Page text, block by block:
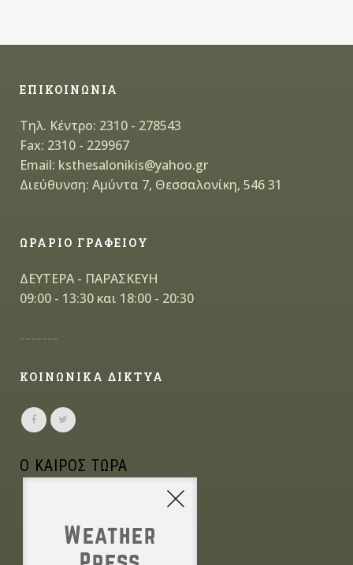
ΕΠΙΚΟΙΝΩΝΙΑ
Τηλ. Κέντρο: 2310 - 278543
Fax: 2310 - 229967
Email: ksthesalonikis@yahoo.gr
Διεύθυνση: Αμύντα 7, Θεσσαλονίκη, 546 31
ΩΡΑΡΙΟ ΓΡΑΦΕΙΟΥ
ΔΕΥΤΕΡΑ - ΠΑΡΑΣΚΕΥΗ
09:00 - 13:30 και 18:00 - 20:30
-------
ΚΟΙΝΩΝΙΚΑ ΔΙΚΤΥΑ
Ο ΚΑΙΡΟΣ ΤΩΡΑ
Weather